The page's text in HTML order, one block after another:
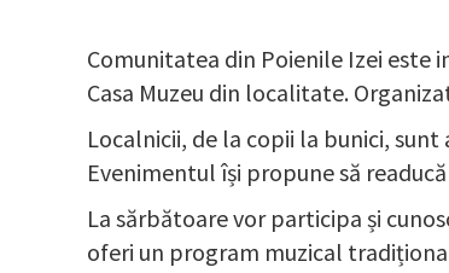
Comunitatea din Poienile Izei este
Casa Muzeu din localitate.
Localnicii, de la copii la bunici,
Evenimentul își propune să
La sărbătoare vor participa și
oferi un program muzical